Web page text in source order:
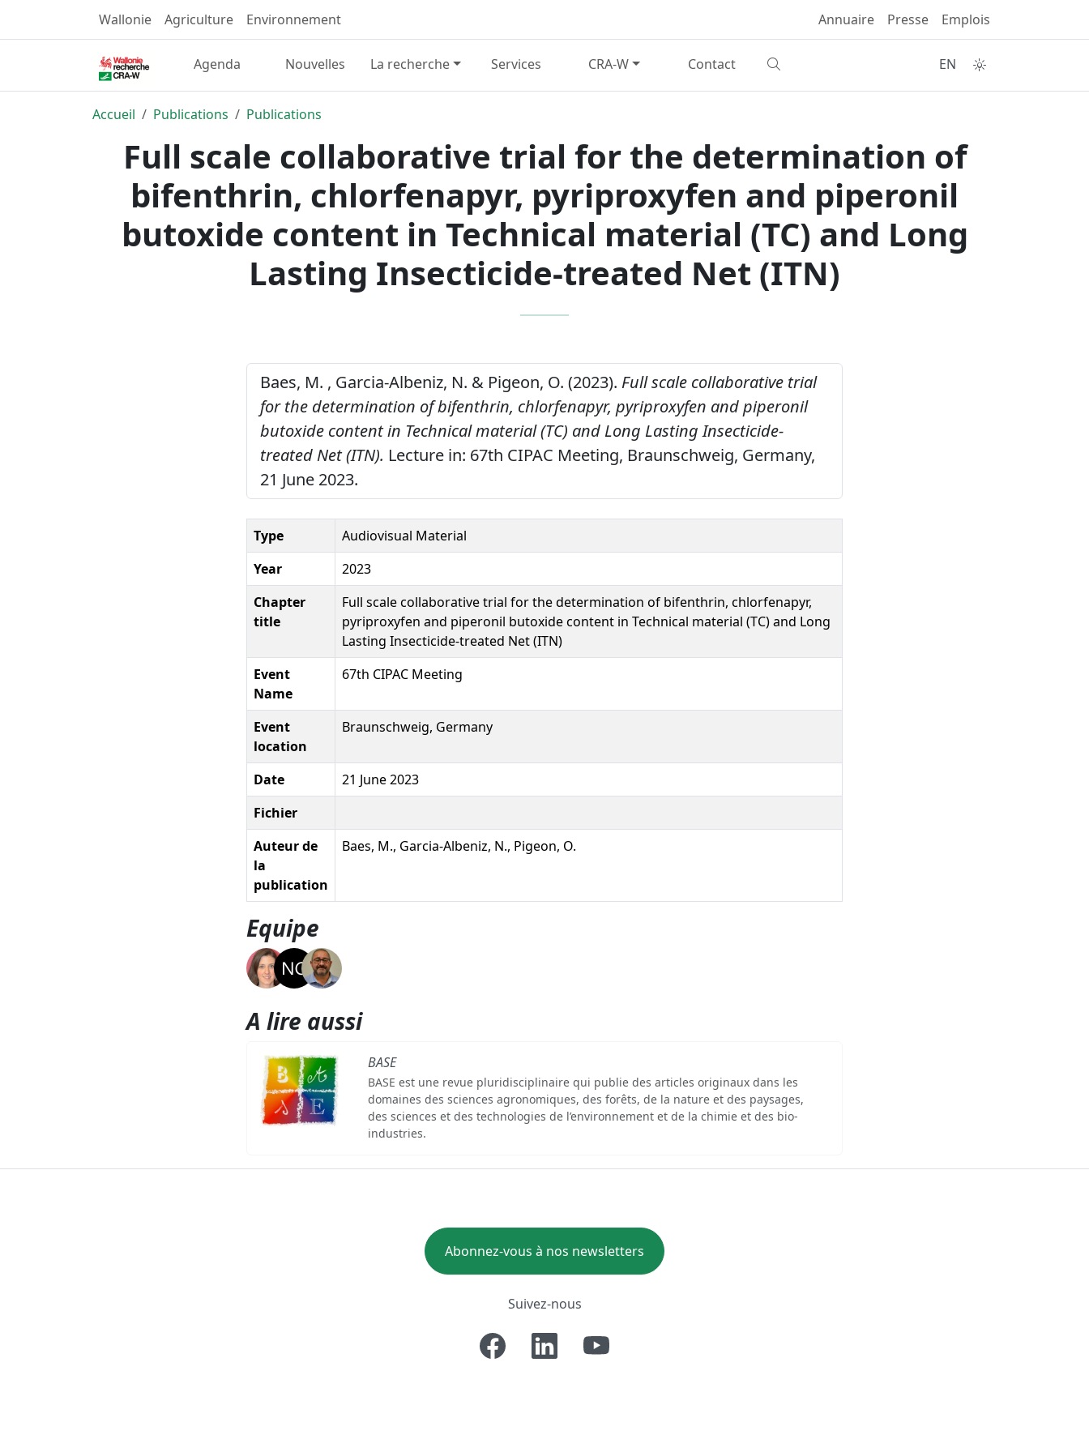
Wallonie Agriculture Environnement Annuaire Presse Emplois
Agenda Nouvelles La recherche Services CRA-W Contact EN
Accueil Publications Publications
Full scale collaborative trial for the determination of
bifenthrin, chlorfenapyr, pyriproxyfen and piperonil
butoxide content in Technical material (TC) and Long
Lasting Insecticide-treated Net (ITN)
Baes, M. , Garcia-Albeniz, N. & Pigeon, O. (2023). Full scale collaborative trial
for the determination of bifenthrin, chlorfenapyr, pyriproxyfen and piperonil
butoxide content in Technical material (TC) and Long Lasting Insecticide-
treated Net (ITN). Lecture in: 67th CIPAC Meeting, Braunschweig, Germany,
21 June 2023.
Type
Audiovisual Material
Year
2023
Chapter
title
Full scale collaborative trial for the determination of bifenthrin, chlorfenapyr,
pyriproxyfen and piperonil butoxide content in Technical material (TC) and Long
Lasting Insecticide-treated Net (ITN)
Event
Name
67th CIPAC Meeting
Event
location
Braunschweig, Germany
Date
21 June 2023
Fichier
Auteur de
la
publication
Baes, M., Garcia-Albeniz, N., Pigeon, O.
Equipe
A lire aussi
BASE
BASE est une revue pluridisciplinaire qui publie des articles originaux dans les
domaines des sciences agronomiques, des forêts, de la nature et des paysages,
des sciences et des technologies de l’environnement et de la chimie et des bio-
industries.
Abonnez-vous à nos newsletters
Suivez-nous